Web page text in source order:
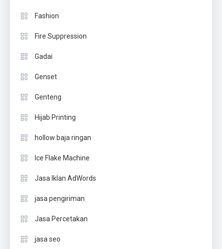
Fashion
Fire Suppression
Gadai
Genset
Genteng
Hijab Printing
hollow baja ringan
Ice Flake Machine
Jasa Iklan AdWords
jasa pengiriman
Jasa Percetakan
jasa seo